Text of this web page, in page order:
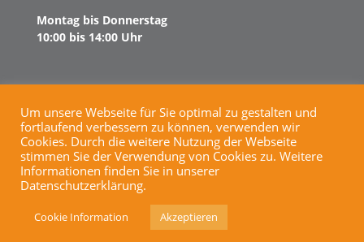
Montag bis Donnerstag
10:00 bis 14:00 Uhr
KINDERSCHUTZ
SPENDEN
IMPRESSUM
DATENSCHUTZ
KONTAKT
INTEGRA - BILDUNG BERATUNG BEGEGNUNG
COPYRIGHT 2022 |WEBAGENTUR
Um unsere Webseite für Sie optimal zu gestalten und
fortlaufend verbessern zu können, verwenden wir
Cookies. Durch die weitere Nutzung der Webseite
stimmen Sie der Verwendung von Cookies zu. Weitere
Informationen finden Sie in unserer
Datenschutzerklärung.
Cookie Information Akzeptieren